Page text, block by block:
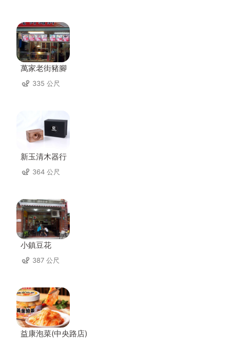
萬家老街豬腳
335 公尺
新玉清木器行
364 公尺
小鎮豆花
387 公尺
益康泡菜(中央路店)